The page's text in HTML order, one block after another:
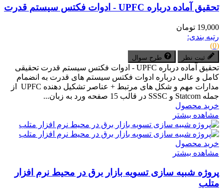
تحقیق آماده درباره UPFC - ادوات فکتس سیستم قدرت
19,000 تومان
رتبه بندی:
(0)
ثبت نظر طرح سوال
تحقیق آماده درباره UPFC - ادوات فکتس سیستم قدرت تحقیقی
کامل و عالی درباره ادوات فکتس سیستم های قدرت به انضمام
مدارات مهم و شکل های مرتبط + عناصر تشکیل دهنده UPFC از
جمله Statcom و SSSC در قالب 15 صفحه ورد به زبان...
خرید محصول
مشاهده بیشتر
خرید محصول
مشاهده بیشتر
پروژه شبیه سازی تسویه بازار برق در محیط نرم افزار
متلب